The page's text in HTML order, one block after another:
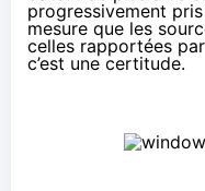
progressivement
mesure que les
celles rapportées par
c’est une certitude.